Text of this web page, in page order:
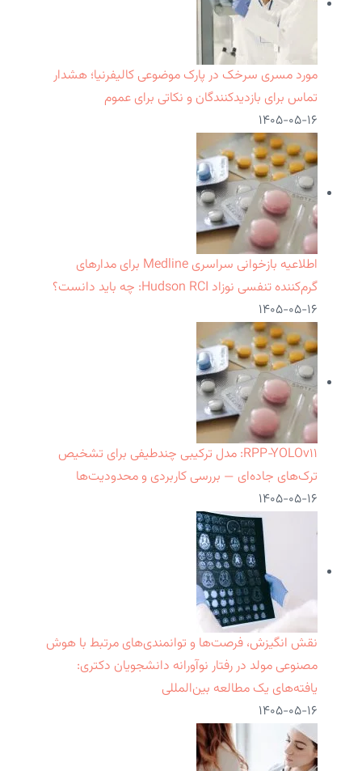
مورد مسری سرخک در پارک موضوعی کالیفرنیا؛ هشدار
تماس برای بازدیدکنندگان و نکاتی برای عموم
۱۴۰۵-۰۵-۱۶
اطلاعیه بازخوانی سراسری Medline برای مدارهای
گرم‌کننده تنفسی نوزاد Hudson RCI: چه باید دانست؟
۱۴۰۵-۰۵-۱۶
RPP‑YOLOv۱۱: مدل ترکیبی چندطیفی برای تشخیص
ترک‌های جاده‌ای — بررسی کاربردی و محدودیت‌ها
۱۴۰۵-۰۵-۱۶
نقش انگیزش، فرصت‌ها و توانمندی‌های مرتبط با هوش
مصنوعی مولد در رفتار نوآورانه دانشجویان دکتری:
یافته‌های یک مطالعه بین‌المللی
۱۴۰۵-۰۵-۱۶